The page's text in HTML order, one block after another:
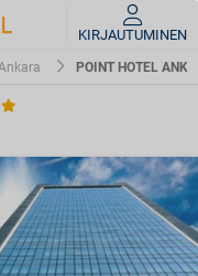
KIRJAUTUMINEN
POINT HOTEL